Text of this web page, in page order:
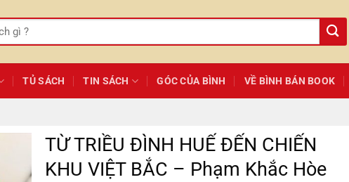
TỦ SÁCH TIN SÁCH GÓC CỦA BÌNH VỀ BÌNH BÁN BOOK
TỪ TRIỀU ĐÌNH HUẾ ĐẾN CHIẾN
KHU VIỆT BẮC – Phạm Khắc Hòe